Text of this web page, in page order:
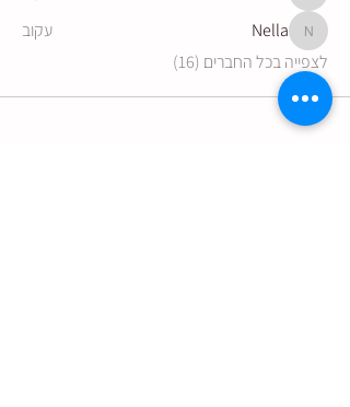
Nella
Nella
עקוב
לצפייה בכל החברים (16)